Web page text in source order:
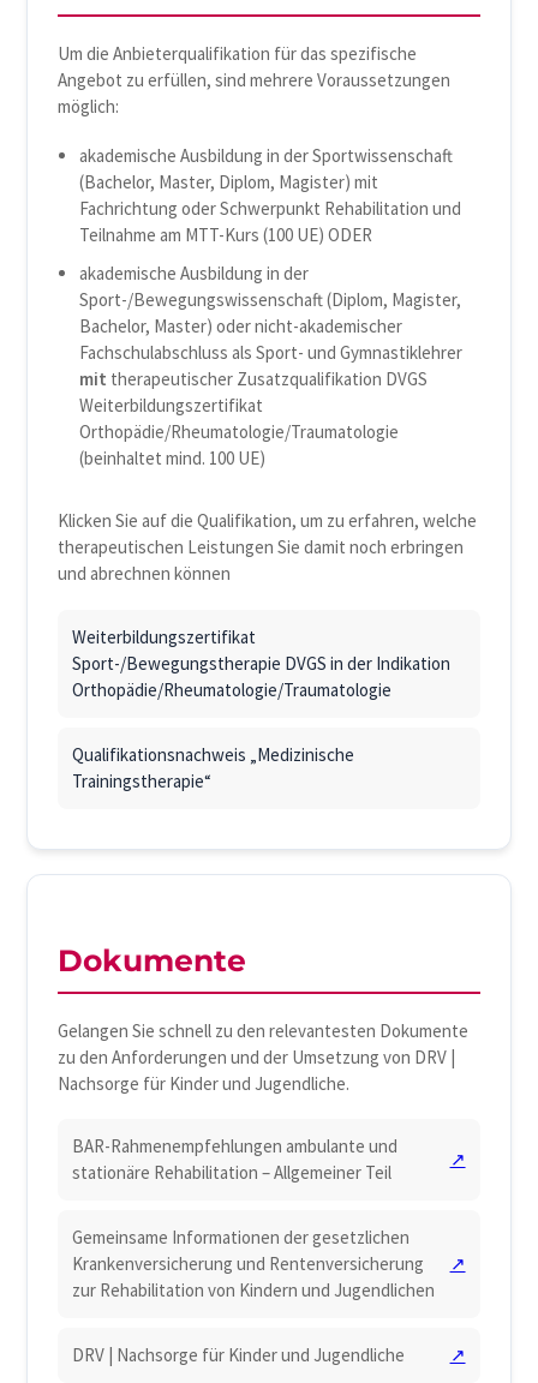
Um die Anbieterqualifikation für das spezifische
Angebot zu erfüllen, sind mehrere Voraussetzungen
möglich:
akademische Ausbildung in der Sportwissenschaft
(Bachelor, Master, Diplom, Magister) mit
Fachrichtung oder Schwerpunkt Rehabilitation und
Teilnahme am MTT-Kurs (100 UE) ODER
akademische Ausbildung in der
Sport-/Bewegungswissenschaft (Diplom, Magister,
Bachelor, Master) oder nicht-akademischer
Fachschulabschluss als Sport- und Gymnastiklehrer
mit therapeutischer Zusatzqualifikation DVGS
Weiterbildungszertifikat
Orthopädie/Rheumatologie/Traumatologie
(beinhaltet mind. 100 UE)
Klicken Sie auf die Qualifikation, um zu erfahren, welche
therapeutischen Leistungen Sie damit noch erbringen
und abrechnen können
Weiterbildungszertifikat
Sport-/Bewegungstherapie DVGS in der Indikation
Orthopädie/Rheumatologie/Traumatologie
Qualifikationsnachweis „Medizinische
Trainingstherapie“
Dokumente
Gelangen Sie schnell zu den relevantesten Dokumente
zu den Anforderungen und der Umsetzung von DRV |
Nachsorge für Kinder und Jugendliche.
BAR-Rahmenempfehlungen ambulante und
stationäre Rehabilitation – Allgemeiner Teil
↗
Gemeinsame Informationen der gesetzlichen
Krankenversicherung und Rentenversicherung
zur Rehabilitation von Kindern und Jugendlichen
↗
DRV | Nachsorge für Kinder und Jugendliche ↗